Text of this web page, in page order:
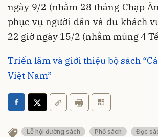
ngày 9/2 (nhằm 28 tháng Chạp
phục vụ người dân và du khách
22 giờ ngày 15/2 (nhằm mùng 4
Triển lãm và giới thiệu bộ sách
Việt Nam”
Lễ hội đường sách Phố sách Đọc